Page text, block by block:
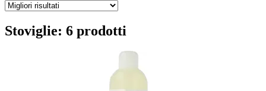
Stoviglie: 6 prodotti